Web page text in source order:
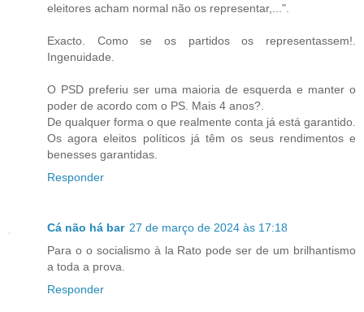
eleitores acham normal não os representar,...".
Exacto. Como se os partidos os representassem!.
Ingenuidade.
O PSD preferiu ser uma maioria de esquerda e manter o
poder de acordo com o PS. Mais 4 anos?.
De qualquer forma o que realmente conta já está garantido.
Os agora eleitos políticos já têm os seus rendimentos e
benesses garantidas.
Responder
Cá não há bar 27 de março de 2024 às 17:18
Para o o socialismo à la Rato pode ser de um brilhantismo
a toda a prova.
Responder